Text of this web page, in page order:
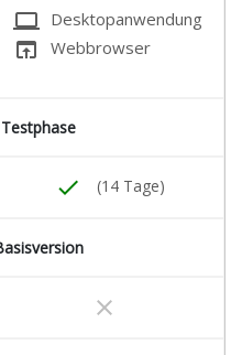
laptop Desktopanwendung
open_in_browser Webbrowser
done (14 Tage)
clear